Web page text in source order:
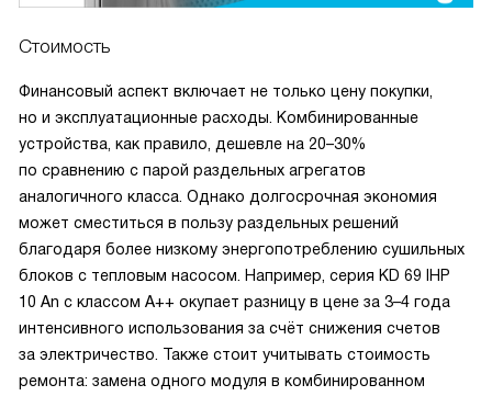
Стоимость
Финансовый аспект включает не только цену покупки,
но и эксплуатационные расходы. Комбинированные
устройства, как правило, дешевле на 20–30%
по сравнению с парой раздельных агрегатов
аналогичного класса. Однако долгосрочная экономия
может сместиться в пользу раздельных решений
благодаря более низкому энергопотреблению сушильных
блоков с тепловым насосом. Например, серия KD 69 IHP
10 An с классом А++ окупает разницу в цене за 3–4 года
интенсивного использования за счёт снижения счетов
за электричество. Также стоит учитывать стоимость
ремонта: замена одного модуля в комбинированном